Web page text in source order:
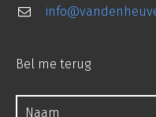
Bel me terug